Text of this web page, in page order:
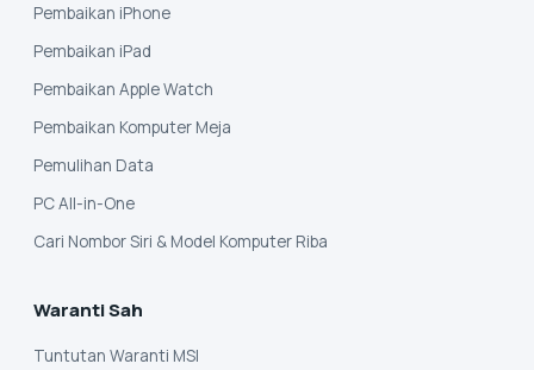
Pembaikan iPhone
Pembaikan iPad
Pembaikan Apple Watch
Pembaikan Komputer Meja
Pemulihan Data
PC All-in-One
Cari Nombor Siri & Model Komputer Riba
Waranti Sah
Tuntutan Waranti MSI